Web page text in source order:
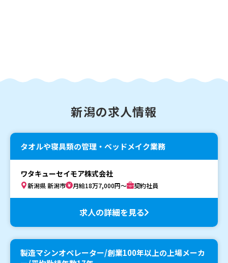
新潟の求人情報
タオルや寝具類の管理・ベッドメイク業務
ワタキューセイモア株式会社
新潟県 新潟市 月給18万7,000円～ 契約社員
求人の詳細を見る
製造マシンオペレーター/創業100年以上の上場メーカ